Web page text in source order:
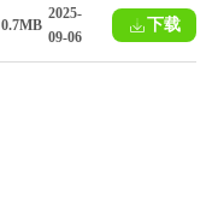
0.7MB
2025-
09-06
下载